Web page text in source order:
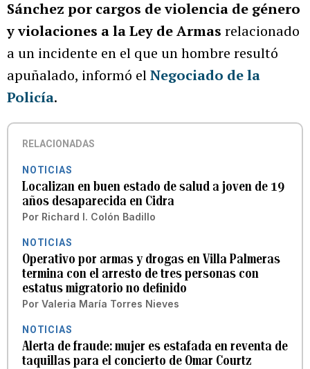
Sánchez por cargos de violencia de género
y violaciones a la Ley de Armas relacionado
a un incidente en el que un hombre resultó
apuñalado, informó elNegociado de la
Policía.
RELACIONADAS
NOTICIAS
Localizan en buen estado de salud a joven de 19
años desaparecida en Cidra
Por Richard I. Colón Badillo
NOTICIAS
Operativo por armas y drogas en Villa Palmeras
termina con el arresto de tres personas con
estatus migratorio no definido
Por Valeria María Torres Nieves
NOTICIAS
Alerta de fraude: mujer es estafada en reventa de
taquillas para el concierto de Omar Courtz